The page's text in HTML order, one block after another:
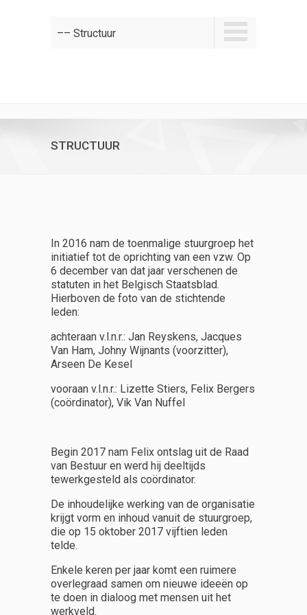
–– Structuur
STRUCTUUR
In 2016 nam de toenmalige stuurgroep het
initiatief tot de oprichting van een vzw. Op
6 december van dat jaar verschenen de
statuten in het Belgisch Staatsblad.
Hierboven de foto van de stichtende
leden:
achteraan v.l.n.r.: Jan Reyskens, Jacques
Van Ham, Johny Wijnants (voorzitter),
Arseen De Kesel
vooraan v.l.n.r.: Lizette Stiers, Felix Bergers
(coördinator), Vik Van Nuffel
Begin 2017 nam Felix ontslag uit de Raad
van Bestuur en werd hij deeltijds
tewerkgesteld als coördinator.
De inhoudelijke werking van de organisatie
krijgt vorm en inhoud vanuit de stuurgroep,
die op 15 oktober 2017 vijftien leden
telde.
Enkele keren per jaar komt een ruimere
overlegraad samen om nieuwe ideeën op
te doen in dialoog met mensen uit het
werkveld.